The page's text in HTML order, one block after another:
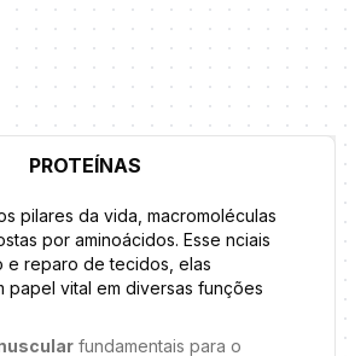
PROTEÍNAS
pilares da vida, macromoléculas
por aminoácidos. Esse nciais
e reparo de tecidos, elas
papel vital em diversas funções
fundamentais para o